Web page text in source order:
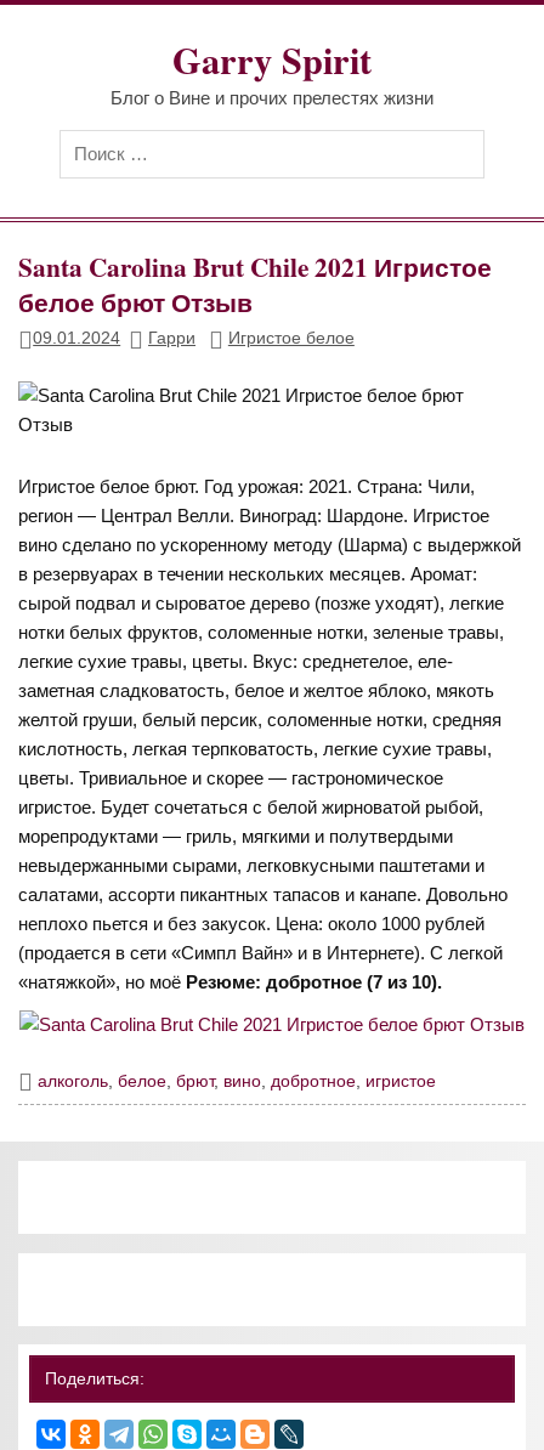
Перейти
Garry Spirit
Блог о Вине и прочих прелестях жизни
Santa Carolina Brut Chile 2021 Игристое
белое брют Отзыв
09.01.2024 Гарри Игристое белое
Игристое белое брют. Год урожая: 2021. Страна: Чили,
регион — Централ Велли. Виноград: Шардоне. Игристое
вино сделано по ускоренному методу (Шарма) с выдержкой
в резервуарах в течении нескольких месяцев. Аромат:
сырой подвал и сыроватое дерево (позже уходят), легкие
нотки белых фруктов, соломенные нотки, зеленые травы,
легкие сухие травы, цветы. Вкус: среднетелое, еле-
заметная сладковатость, белое и желтое яблоко, мякоть
желтой груши, белый персик, соломенные нотки, средняя
кислотность, легкая терпковатость, легкие сухие травы,
цветы. Тривиальное и скорее — гастрономическое
игристое. Будет сочетаться с белой жирноватой рыбой,
морепродуктами — гриль, мягкими и полутвердыми
невыдержанными сырами, легковкусными паштетами и
салатами, ассорти пикантных тапасов и канапе. Довольно
неплохо пьется и без закусок. Цена: около 1000 рублей
(продается в сети «Симпл Вайн» и в Интернете). С легкой
«натяжкой», но моё Резюме: добротное (7 из 10).
алкоголь,белое,брют, вино,добротное, игристое
Поделиться: